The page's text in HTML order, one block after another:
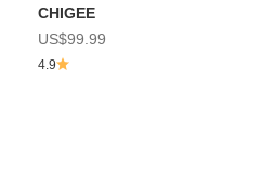
CHIGEE
Preço de promoção
US$99.99
4.9